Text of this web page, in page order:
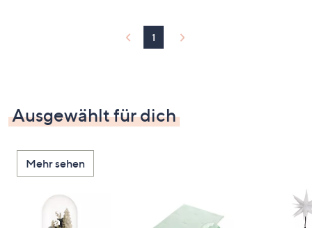
1
Ausgewählt für dich
Mehr sehen